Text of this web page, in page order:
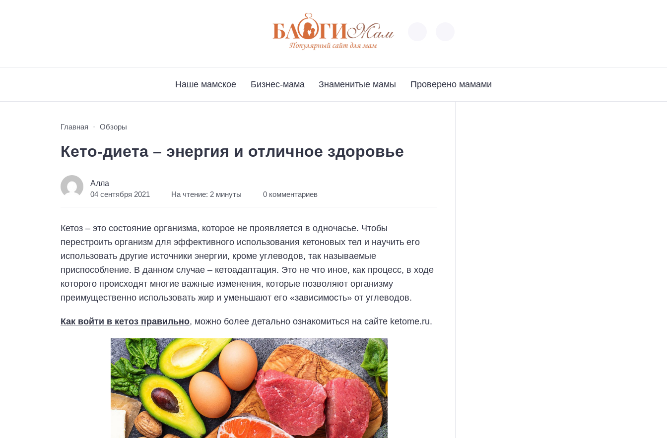
Наше мамское Бизнес-мама Знаменитые мамы Проверено мамами
Главная Обзоры
Кето-диета – энергия и отличное здоровье
Алла
04 сентября 2021 На чтение: 2 минуты 0 комментариев
Кетоз – это состояние организма, которое не проявляется в одночасье. Чтобы
перестроить организм для эффективного использования кетоновых тел и научить его
использовать другие источники энергии, кроме углеводов, так называемые
приспособление. В данном случае – кетоадаптация. Это не что иное, как процесс, в ходе
которого происходят многие важные изменения, которые позволяют организму
преимущественно использовать жир и уменьшают его «зависимость» от углеводов.
Как войти в кетоз правильно, можно более детально ознакомиться на сайте ketome.ru.